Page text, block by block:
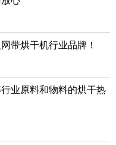
带烘干机行业品牌！
业原料和物料的烘干热